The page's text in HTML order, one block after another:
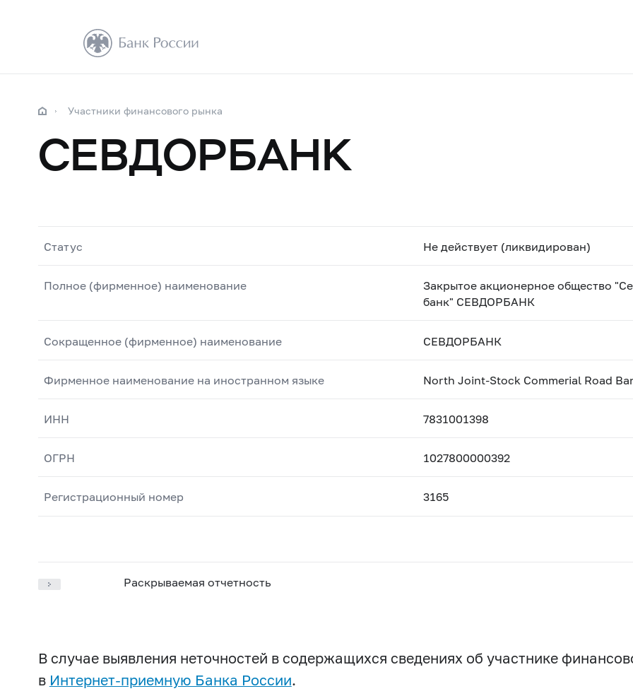
Участники финансового рынка
СЕВДОРБАНК
Статус Не действует (ликвидирован)
Полное (фирменное) наименование
Закрытое акционерное общество
банк" СЕВДОРБАНК
Сокращенное (фирменное) наименование СЕВДОРБАНК
Фирменное наименование на иностранном языке North Joint-Stock Commerial Road
ИНН 7831001398
ОГРН 1027800000392
Регистрационный номер 3165
Раскрываемая отчетность
В случае выявления неточностей в содержащихся сведениях об участнике
в Интернет-приемную Банка России.